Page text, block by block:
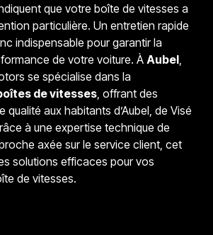
que votre boîte de vitesses a
particulière. Un entretien rapide
indispensable pour garantir la
de votre voiture. À Aubel,
se spécialise dans la
de vitesses, offrant des
qualité aux habitants d’Aubel, de Visé
à une expertise technique de
axée sur le service client, cet
solutions efficaces pour vos
de vitesses.